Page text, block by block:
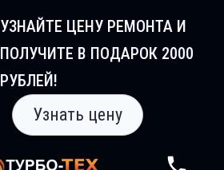
УЗНАЙТЕ ЦЕНУ РЕМОНТА И
ПОЛУЧИТЕ В ПОДАРОК 2000
РУБЛЕЙ!
Узнать цену